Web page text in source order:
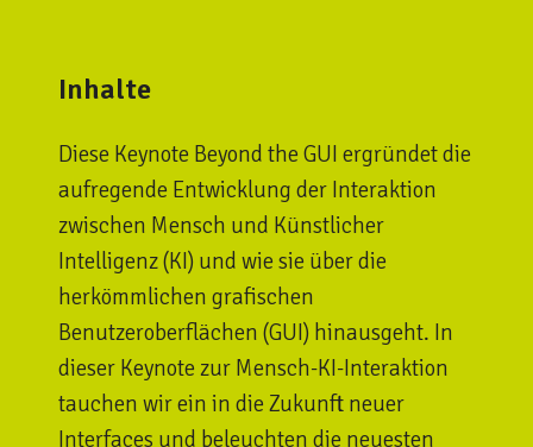
Inhalte
Diese Keynote Beyond the GUI ergründet die
aufregende Entwicklung der Interaktion
zwischen Mensch und Künstlicher
Intelligenz (KI) und wie sie über die
herkömmlichen grafischen
Benutzeroberflächen (GUI) hinausgeht. In
dieser Keynote zur Mensch-KI-Interaktion
tauchen wir ein in die Zukunft neuer
Interfaces und beleuchten die neuesten